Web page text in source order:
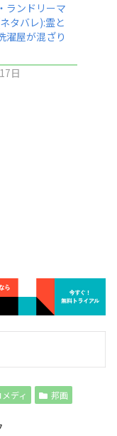
ランドリーマ
タバレ):霊と
濯屋が混ざり
日
メディ 邦画